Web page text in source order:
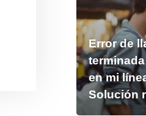
Error de
terminada
en mi
Solución